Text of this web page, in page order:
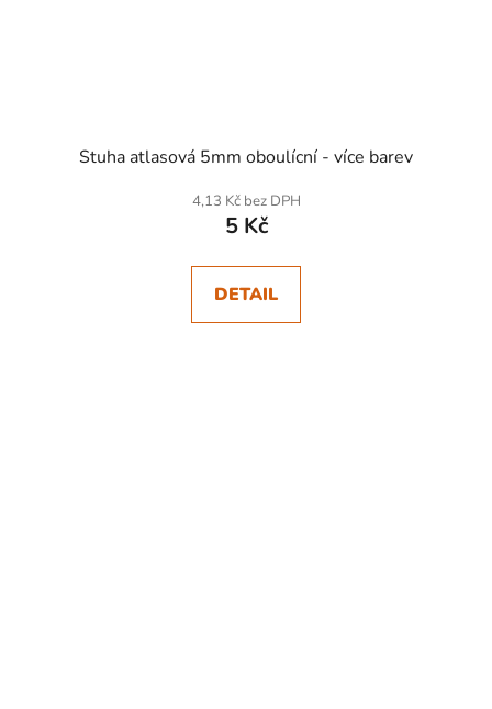
Stuha atlasová 5mm oboulícní - více barev
4,13 Kč bez DPH
5 Kč
DETAIL